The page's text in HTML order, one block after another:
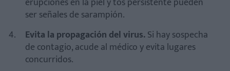
ser señales de sarampión.
Evita la propagación del virus.Si hay sospecha
de contagio, acude al médico y evita lugares
concurridos.